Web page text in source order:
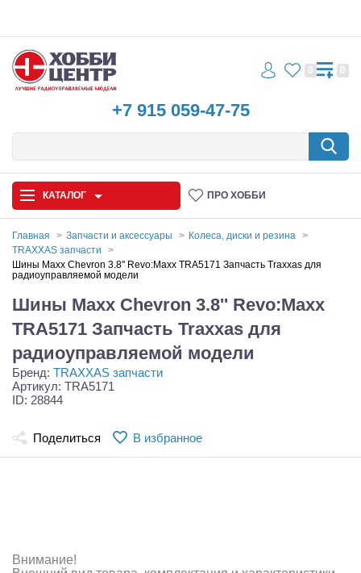
+7 915 059-47-75
0 0
КАТАЛОГ ПРО ХОББИ
Автомодели
Запчасти и аксессуары
Игрушки
Самолеты
Квадрокоптеры
Судомодели
Главная Запчасти и аксессуары
Колеса, диски и резина
TRAXXAS запчасти
Шины Maxx Chevron 3.8'' Revo:Maxx TRA5171 Запчасть Traxxas для
радиоуправляемой модели
Шины Maxx Chevron 3.8'' Revo:Maxx
TRA5171 Запчасть Traxxas для
радиоуправляемой модели
Бренд: TRAXXAS запчасти
Артикул: TRA5171
ID: 28844
Поделиться В избранное
Внимание!